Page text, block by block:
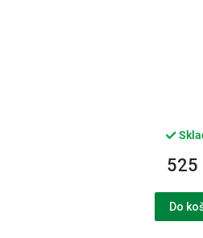
525
Do